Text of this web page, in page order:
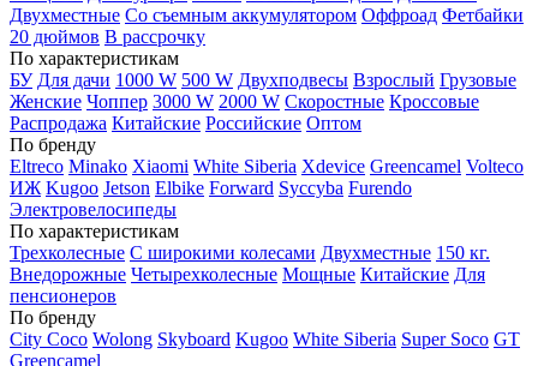
Двухместные Со съемным аккумулятором Оффроад Фетбайки
20 дюймов В рассрочку
По характеристикам
БУ Для дачи 1000 W 500 W Двухподвесы Взрослый Грузовые
Женские Чоппер 3000 W 2000 W Скоростные Кроссовые
Распродажа Китайские Российские Оптом
По бренду
Eltreco Minako Xiaomi White Siberia Xdevice Greencamel Volteco
ИЖ Kugoo Jetson Elbike Forward Syccyba Furendo
Электровелосипеды
По характеристикам
Трехколесные С широкими колесами Двухместные 150 кг.
Внедорожные Четырехколесные Мощные Китайские Для
пенсионеров
По бренду
City Coco Wolong Skyboard Kugoo White Siberia Super Soco GT
Greencamel